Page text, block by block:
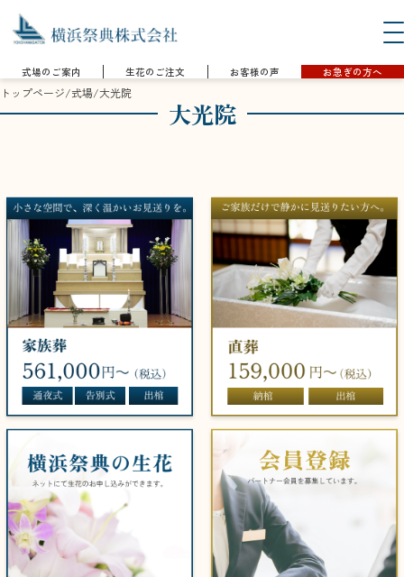
式場のご案内 生花のご注文 お客様の声 お急ぎの方へ
トップページ/式場/大光院
大光院